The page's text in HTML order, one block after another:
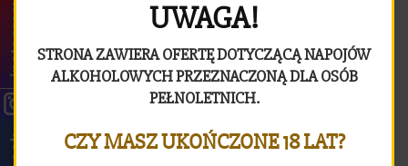
PORZECZKOWY KRÓL
instagram UWAGA!
STRONA ZAWIERA OFERTĘ DOTYCZĄCĄ NAPOJÓW
ALKOHOLOWYCH PRZEZNACZONĄ DLA OSÓB
PEŁNOLETNICH.
CZY MASZ UKOŃCZONE 18 LAT?